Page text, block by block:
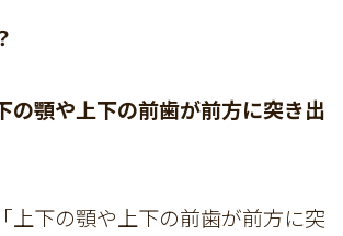
顎や上下の前歯が前方に突き出
上下の顎や上下の前歯が前方に突